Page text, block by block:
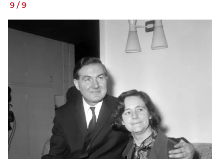
9 /9